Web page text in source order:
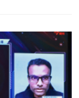
發，提出兼具創意與
來金融服務的想像。